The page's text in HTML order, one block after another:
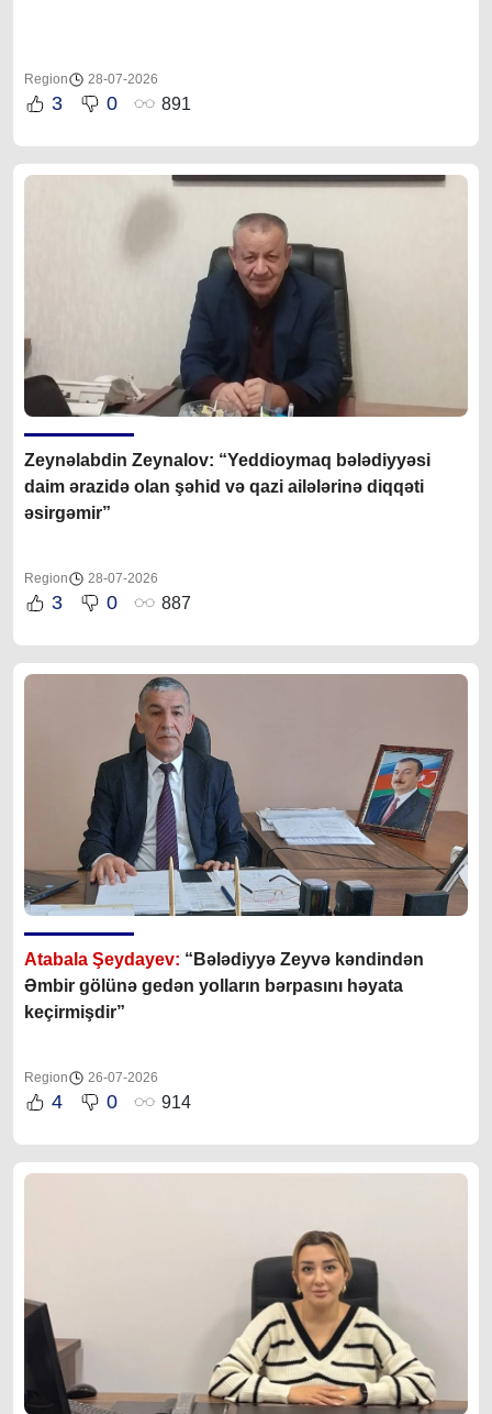
Region 28-07-2026
3 0 891
Zeynəlabdin Zeynalov: “Yeddioymaq bələdiyyəsi
daim ərazidə olan şəhid və qazi ailələrinə diqqəti
əsirgəmir”
Region 28-07-2026
3 0 887
Atabala Şeydayev: “Bələdiyyə Zeyvə kəndindən
Əmbir gölünə gedən yolların bərpasını həyata
keçirmişdir”
Region 26-07-2026
4 0 914